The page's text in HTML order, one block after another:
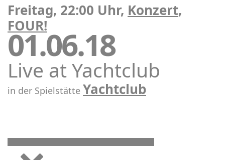
Freitag, 22:00 Uhr, Konzert,
FOUR!
01.06.18
Live at Yachtclub
in der Spielstätte Yachtclub